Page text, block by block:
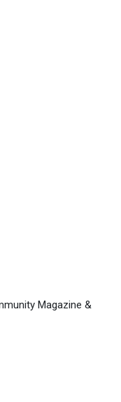
Magazine &